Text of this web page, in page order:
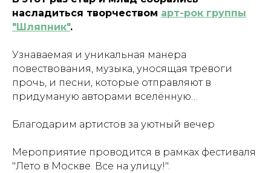
насладиться творчеством арт-рок группы
"Шляпник".
Узнаваемая и уникальная манера
повествования, музыка, уносящая тревоги
прочь, и песни, которые отправляют в
придуманую авторами вселённую…
Благодарим артистов за уютный вечер
Мероприятие проводится в рамках фестиваля
"Лето в Москве. Все на улицу!".